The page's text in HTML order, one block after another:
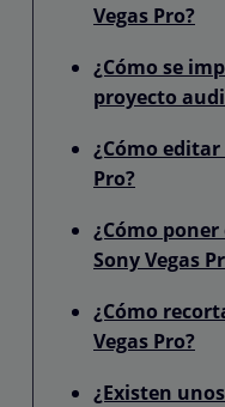
Vegas Pro?
¿Cómo se
proyecto
¿Cómo editar
Pro?
¿Cómo
Sony Vegas
¿Cómo
Vegas Pro?
¿Existen